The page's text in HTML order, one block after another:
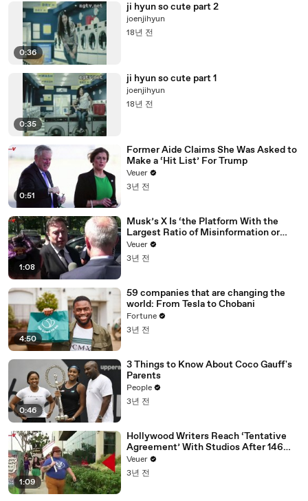
0:36
ji hyun so cute part 2
joenjihyun
18년 전
0:35
ji hyun so cute part 1
joenjihyun
18년 전
0:51
Former Aide Claims She Was Asked to
Make a ‘Hit List’ For Trump
Veuer
3년 전
1:08
Musk’s X Is ‘the Platform With the
Largest Ratio of Misinformation or
Disinformation’ Amongst All Social
Media Platforms
Veuer
3년 전
4:50
59 companies that are changing the
world: From Tesla to Chobani
Fortune
3년 전
0:46
3 Things to Know About Coco Gauff's
Parents
People
3년 전
1:09
Hollywood Writers Reach ‘Tentative
Agreement’ With Studios After 146
Day Strike
Veuer
3년 전